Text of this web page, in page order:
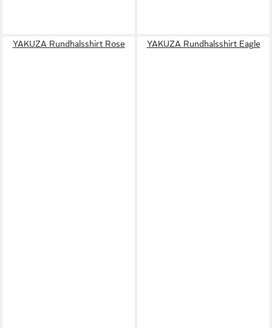
YAKUZA Rundhalsshirt Rose YAKUZA Rundhalsshirt Eagle